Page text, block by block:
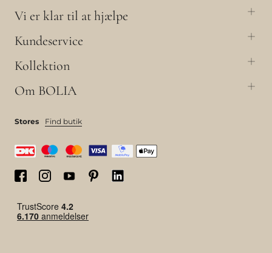
Vi er klar til at hjælpe
Kundeservice
Kollektion
Om BOLIA
Stores Find butik